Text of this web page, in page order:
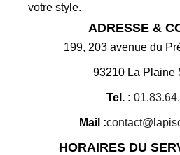
votre style.
ADRESSE &
199, 203 avenue du
93210 La Plaine
Tel. :
Mail :
HORAIRES DU